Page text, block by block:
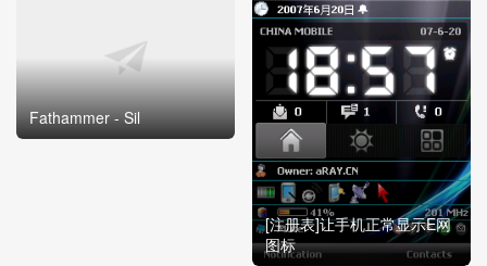
Fathammer - Sil
[注册表]让手机正常显示E网
图标